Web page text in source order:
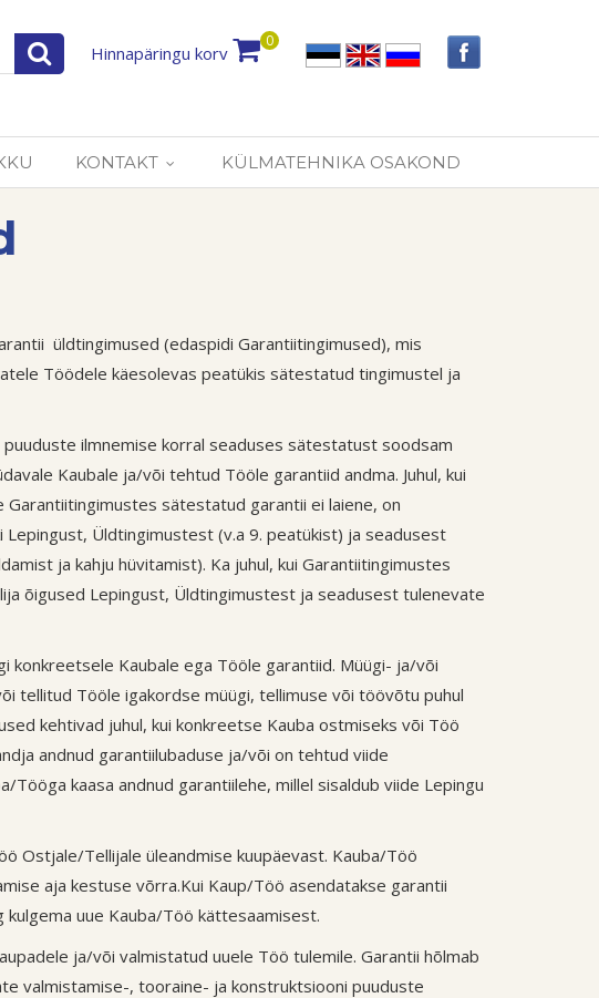
Hinnapäringu korv
0
KONTAKT KÜLMATEHNIKA OSAKOND
üldtingimused (edaspidi Garantiitingimused), mis
Töödele käesolevas peatükis sätestatud tingimustel ja
ilmnemise korral seaduses sätestatust soodsam
Kaubale ja/või tehtud Tööle garantiid andma. Juhul, kui
sätestatud garantii ei laiene, on
Üldtingimustest (v.a 9. peatükist) ja seadusest
ja kahju hüvitamist). Ka juhul, kui Garantiitingimustes
õigused Lepingust, Üldtingimustest ja seadusest tulenevate
konkreetsele Kaubale ega Tööle garantiid. Müügi- ja/või
tellitud Tööle igakordse müügi, tellimuse või töövõtu puhul
kehtivad juhul, kui konkreetse Kauba ostmiseks või Töö
andnud garantiilubaduse ja/või on tehtud viide
kaasa andnud garantiilehe, millel sisaldub viide Lepingu
Ostjale/Tellijale üleandmise kuupäevast. Kauba/Töö
aja kestuse võrra.Kui Kaup/Töö asendatakse garantii
uue Kauba/Töö kättesaamisest.
ja/või valmistatud uuele Töö tulemile. Garantii hõlmab
valmistamise-, tooraine- ja konstruktsiooni puuduste